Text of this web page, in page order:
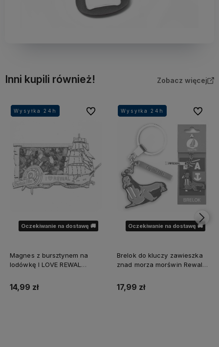
Inni kupili również! Zobacz więcej
Oczekiwanie na dostawę 🚚
Wysyłka 24h
Wysyłka 24h
Wysyłka 24h
Magnes z bursztynem na
lodówkę I LOVE REWAL
14,99 zł
Do ulubionych
Oczekiwanie na dostawę 🚚
Wysyłka 24h
Wysyłka 24h
Wysyłka 24h
Brelok do kluczy zawieszka
znad morza morświn Rewal
17,99 zł
Do